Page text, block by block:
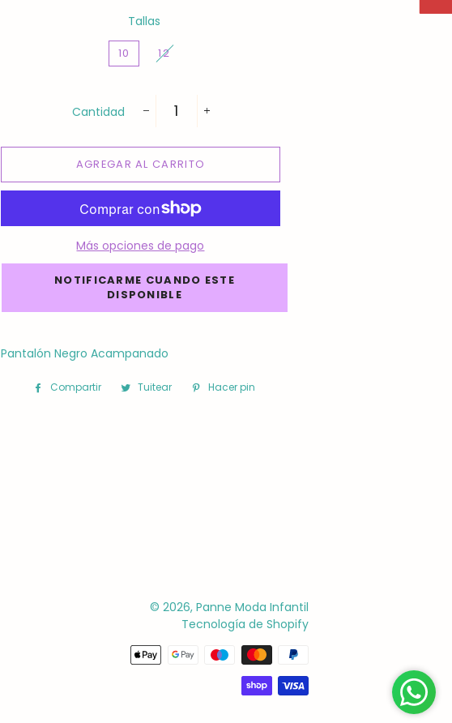
Tallas
10 12
Cantidad
AGREGAR AL CARRITO
Más opciones de pago
NOTIFICARME CUANDO ESTE
DISPONIBLE
Pantalón Negro Acampanado
Compartir
Compartir
Tuitear
TuitearHacer pin
© 2026, Panne Moda Infantil
Tecnología de Shopify